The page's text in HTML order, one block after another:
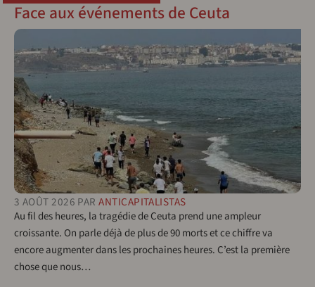
Face aux événements de Ceuta
3 AOÛT 2026 PARANTICAPITALISTAS
Au fil des heures, la tragédie de Ceuta prend une ampleur
croissante. On parle déjà de plus de 90 morts et ce chiffre va
encore augmenter dans les prochaines heures. C’est la première
chose que nous…